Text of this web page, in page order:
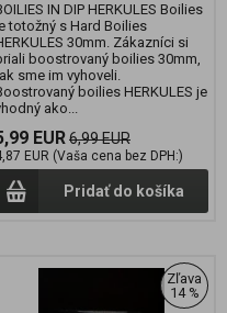
IN DIP HERKULES Boilies
totožný s Hard Boilies
30mm. Zákazníci si
boostrovaný boilies 30mm,
sme im vyhoveli.
boilies HERKULES je
ako...
EUR6,99 EUR
EUR (Vaša cena bez DPH:)
Pridať do košíka
Zľava
14 %